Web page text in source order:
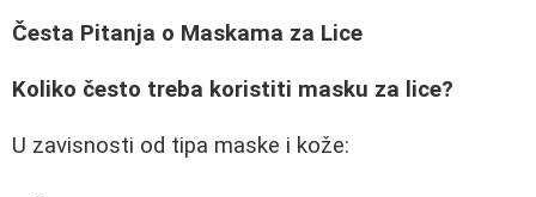
Česta Pitanja o Maskama za Lice
Koliko često treba koristiti masku za lice?
U zavisnosti od tipa maske i kože: